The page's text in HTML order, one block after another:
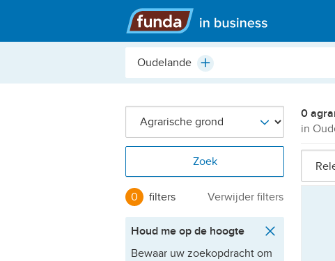
Hoofdmenu
Plaats,
etc.
Plus
Zoek
0 filters Verwijder filters
Houd me op de hoogte
Bewaar uw zoekopdracht om
0
in